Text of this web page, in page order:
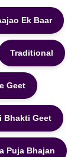
Ek Baar
Traditional
Geet
Bhakti Geet
Puja Bhajan